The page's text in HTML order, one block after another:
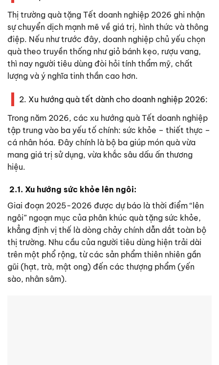
Thị trường quà tặng Tết doanh nghiệp 2026 ghi nhận
sự chuyển dịch mạnh mẽ về giá trị, hình thức và thông
điệp. Nếu như trước đây, doanh nghiệp chủ yếu chọn
quà theo truyền thống như giỏ bánh kẹo, rượu vang,
thì nay người tiêu dùng đòi hỏi tính thẩm mỹ, chất
lượng và ý nghĩa tinh thần cao hơn.
2. Xu hướng quà tết dành cho doanh nghiệp 2026:
Trong năm 2026, các xu hướng quà Tết doanh nghiệp
tập trung vào ba yếu tố chính: sức khỏe – thiết thực –
cá nhân hóa. Đây chính là bộ ba giúp món quà vừa
mang giá trị sử dụng, vừa khắc sâu dấu ấn thương
hiệu.
2.1. Xu hướng sức khỏe lên ngôi:
Giai đoạn 2025-2026 được dự báo là thời điểm “lên
ngôi” ngoạn mục của phân khúc quà tặng sức khỏe,
khẳng định vị thế là dòng chảy chính dẫn dắt toàn bộ
thị trường. Nhu cầu của người tiêu dùng hiện trải dài
trên một phổ rộng, từ các sản phẩm thiên nhiên gần
gũi (hạt, trà, mật ong) đến các thượng phẩm (yến
sào, nhân sâm).